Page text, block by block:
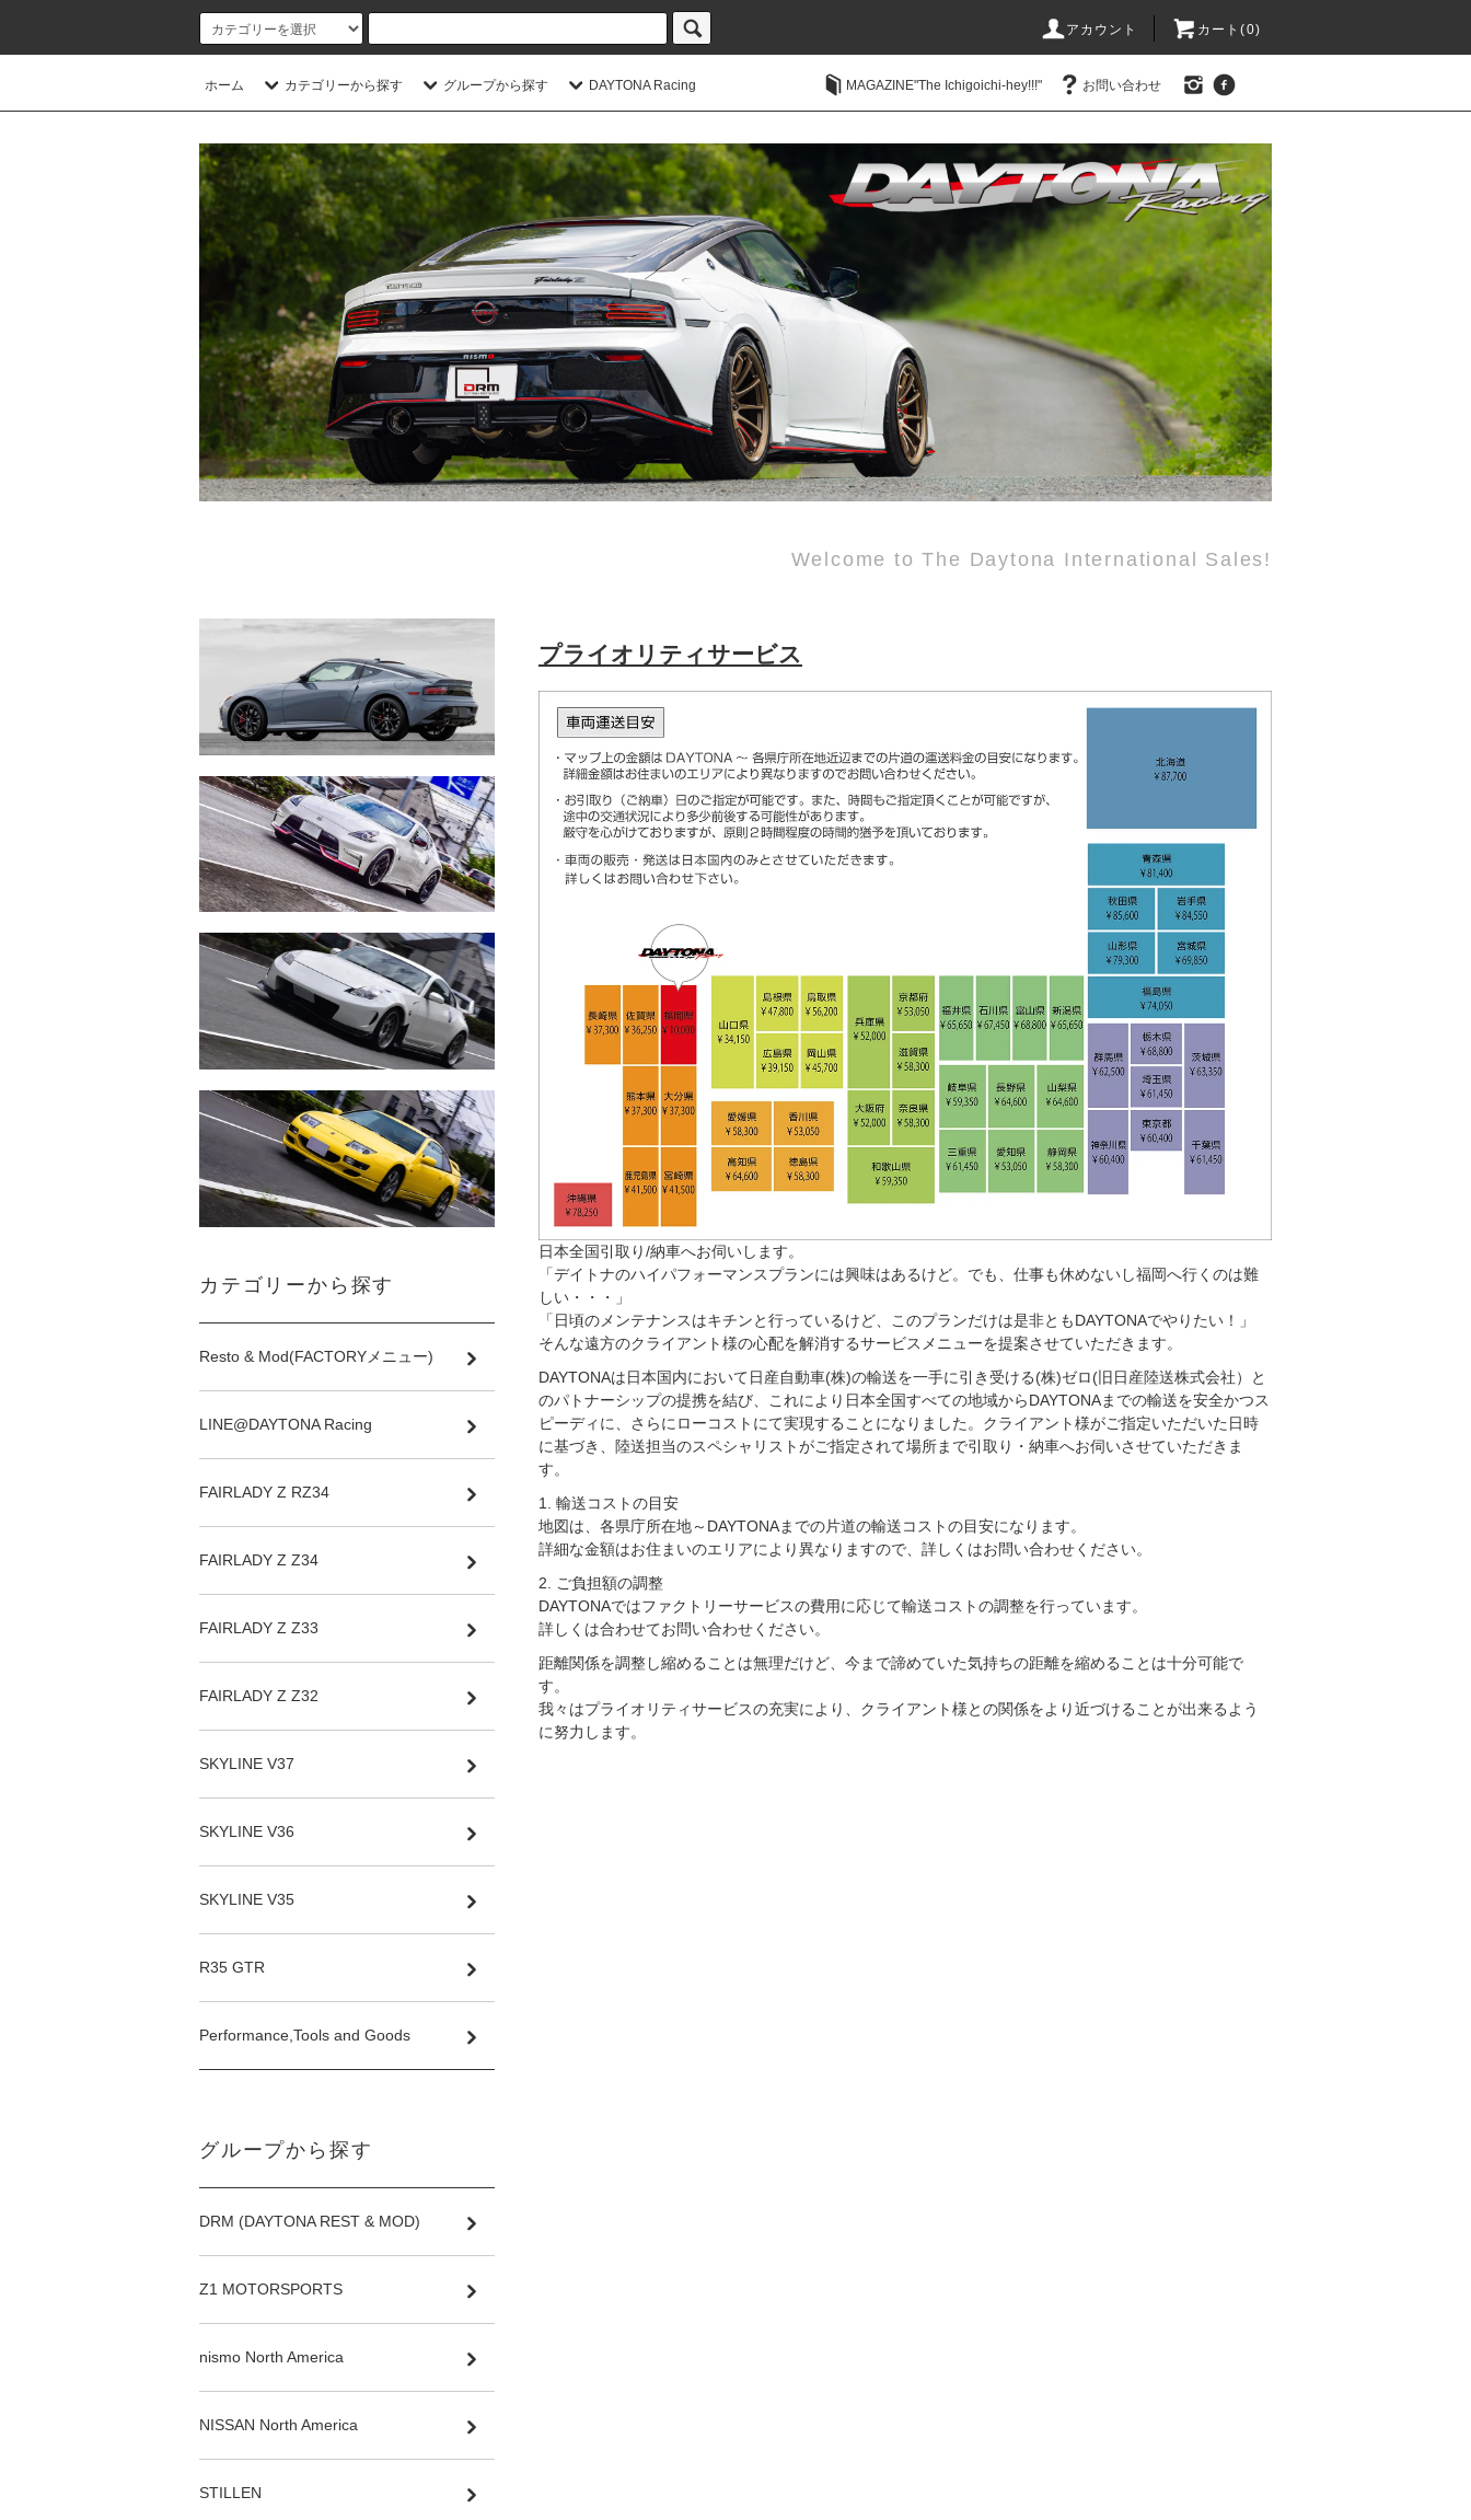
アカウント カート(0)
ホーム カテゴリーから探す グループから探す DAYTONA Racing MAGAZINE"The Ichigoichi-hey!!!" お問い合わせ
Welcome to The Daytona International Sales!
プライオリティサービス
日本全国引取り/納車へお伺いします。
「デイトナのハイパフォーマンスプランには興味はあるけど。でも、仕事も休めないし福岡へ行くのは難
しい・・・」
「日頃のメンテナンスはキチンと行っているけど、このプランだけは是非ともDAYTONAでやりたい！」
そんな遠方のクライアント様の心配を解消するサービスメニューを提案させていただきます。
DAYTONAは日本国内において日産自動車(株)の輸送を一手に引き受ける(株)ゼロ(旧日産陸送株式会社）と
のパトナーシップの提携を結び、これにより日本全国すべての地域からDAYTONAまでの輸送を安全かつス
ピーディに、さらにローコストにて実現することになりました。クライアント様がご指定いただいた日時
に基づき、陸送担当のスペシャリストがご指定されて場所まで引取り・納車へお伺いさせていただきま
す。
1. 輸送コストの目安
地図は、各県庁所在地～DAYTONAまでの片道の輸送コストの目安になります。
詳細な金額はお住まいのエリアにより異なりますので、詳しくはお問い合わせください。
2. ご負担額の調整
DAYTONAではファクトリーサービスの費用に応じて輸送コストの調整を行っています。
詳しくは合わせてお問い合わせください。
距離関係を調整し縮めることは無理だけど、今まで諦めていた気持ちの距離を縮めることは十分可能で
す。
我々はプライオリティサービスの充実により、クライアント様との関係をより近づけることが出来るよう
に努力します。
カテゴリーから探す
Resto & Mod(FACTORYメニュー)
LINE@DAYTONA Racing
FAIRLADY Z RZ34
FAIRLADY Z Z34
FAIRLADY Z Z33
FAIRLADY Z Z32
SKYLINE V37
SKYLINE V36
SKYLINE V35
R35 GTR
Performance,Tools and Goods
グループから探す
DRM (DAYTONA REST & MOD)
Z1 MOTORSPORTS
nismo North America
NISSAN North America
STILLEN